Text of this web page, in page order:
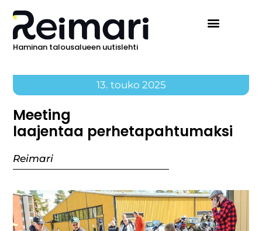
Haminan talousalueen uutislehti
13. touko 2025
Meeting
laajentaa perhetapahtumaksi
Reimari